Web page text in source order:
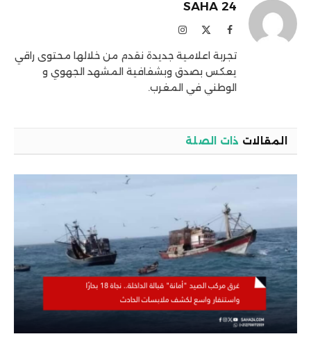
SAHA 24
فيسبوك الانستغرام
تجربة اعلامية جديدة نقدم من خلالها محتوى راقي
يعكس بصدق وبشفافية المشهد الجهوي و
الوطني في المغرب.
المقالات ذات الصلة